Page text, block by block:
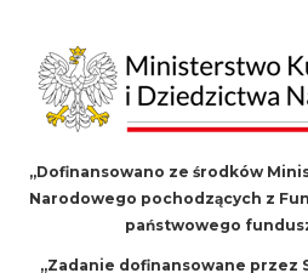
„Dofinansowano ze środków
Narodowego pochodzących z
państwowego
„Zadanie dofinansowane przez